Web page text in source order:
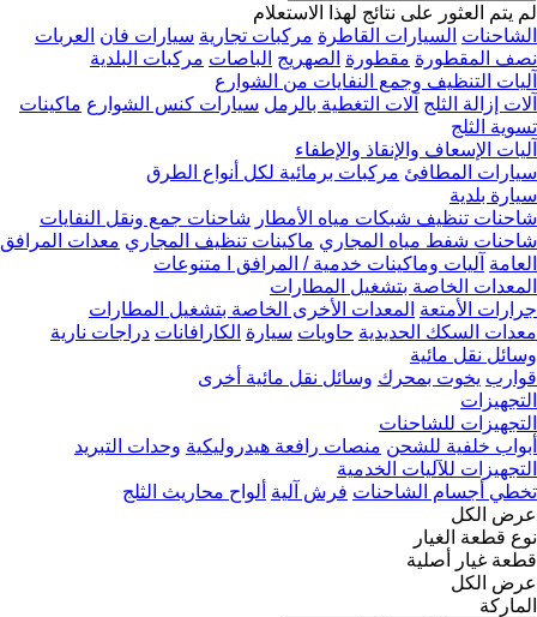
لم يتم العثور على نتائج لهذا الاستعلام
الشاحنات السيارات القاطرة مركبات تجارية سيارات فان العربات
نصف المقطورة مقطورة الصهريج الباصات مركبات البلدية
آليات التنظيف وجمع النفايات من الشوارع
آلات إزالة الثلج آلات التغطية بالرمل سيارات كنس الشوارع ماكينات
تسوية الثلج
آليات الإسعاف والإنقاذ والإطفاء
سيارات المطافئ مركبات برمائية لكل أنواع الطرق
سيارة بلدية
شاحنات تنظيف شبكات مياه الأمطار شاحنات جمع ونقل النفايات
شاحنات شفط مياه المجاري ماكينات تنظيف المجاري معدات المرافق
العامة آليات وماكينات خدمية / المرافق ا متنوعات
المعدات الخاصة بتشغيل المطارات
جرارات الأمتعة المعدات الأخرى الخاصة بتشغيل المطارات
معدات السكك الحديدية حاويات سيارة الكارافانات دراجات نارية
وسائل نقل مائية
قوارب يخوت بمحرك وسائل نقل مائية أخرى
التجهيزات
التجهيزات للشاحنات
أبواب خلفية للشحن منصات رافعة هيدروليكية وحدات التبريد
التجهيزات للآليات الخدمية
تخطي أجسام الشاحنات فرش آلية ألواح محاريث الثلج
عرض الكل
نوع قطعة الغيار
قطعة غيار أصلية
عرض الكل
الماركة